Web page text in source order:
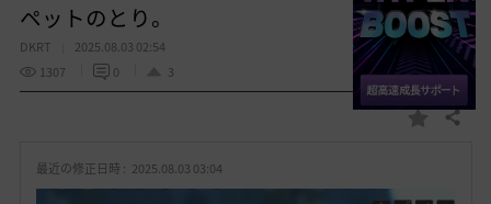
ペットのとり。
DKRT
2025.08.03 02:54
1307
0 3
お 共有する
最近の修正日時 : 2025.08.03 03:04